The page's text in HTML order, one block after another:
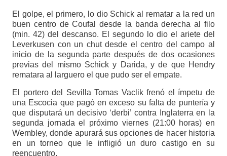
El golpe, el primero, lo dio Schick al rematar a la red un
buen centro de Coufal desde la banda derecha al filo
(min. 42) del descanso. El segundo lo dio el ariete del
Leverkusen con un chut desde el centro del campo al
inicio de la segunda parte después de dos ocasiones
previas del mismo Schick y Darida, y de que Hendry
rematara al larguero el que pudo ser el empate.
El portero del Sevilla Tomas Vaclik frenó el ímpetu de
una Escocia que pagó en exceso su falta de puntería y
que disputará un decisivo ‘derbi’ contra Inglaterra en la
segunda jornada el próximo viernes (21:00 horas) en
Wembley, donde apurará sus opciones de hacer historia
en un torneo que le infligió un duro castigo en su
reencuentro.